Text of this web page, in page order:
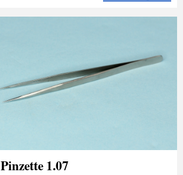
Pinzette 1.07